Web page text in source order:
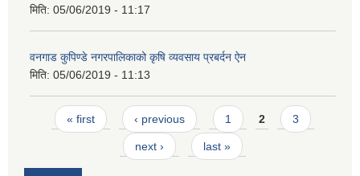
मिति: 05/06/2019 - 11:17
वनगाड कुपिण्डे नगरपालिकाको कृषि व्यवसाय प्रबर्दन ऐन
मिति: 05/06/2019 - 11:13
Pages
« first ‹ previous 1 2 3
next › last »